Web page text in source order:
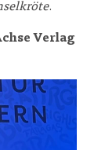
.
Verlag